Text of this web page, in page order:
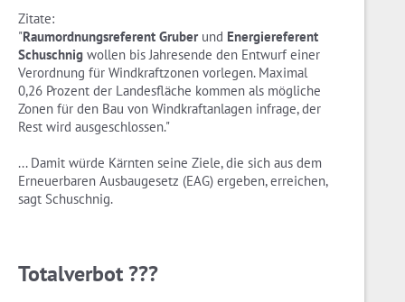
Zitate:
"Raumordnungsreferent Gruberund Energiereferent
Schuschnig wollen bis Jahresende den Entwurf einer
Verordnung für Windkraftzonen vorlegen. Maximal
0,26 Prozent der Landesfläche kommen als mögliche
Zonen für den Bau von Windkraftanlagen infrage, der
Rest wird ausgeschlossen."
... Damit würde Kärnten seine Ziele, die sich aus dem
Erneuerbaren Ausbaugesetz (EAG) ergeben, erreichen,
sagt Schuschnig.
Totalverbot ???